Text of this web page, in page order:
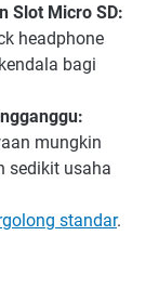
Slot Micro SD:
headphone
bagi
mungkin
sedikit usaha
standar.